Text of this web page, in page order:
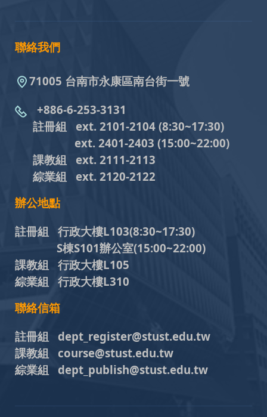
聯絡我們
71005 台南市永康區南台街一號
+886-6-253-3131
註冊組 ext. 2101-2104 (8:30~17:30)
ext. 2401-2403 (15:00~22:00)
課教組 ext. 2111-2113
綜業組
ext. 2120-2122
辦公地點
註冊組 行政大樓L103(8:30~17:30)
S棟S101辦公室(15:00~22:00)
課教組 行政大樓L105
綜業組 行政大樓L310
聯絡信箱
註冊組 dept_register@stust.edu.tw
課教組 course@stust.edu.tw
綜業組 dept_publish@stust.edu.tw